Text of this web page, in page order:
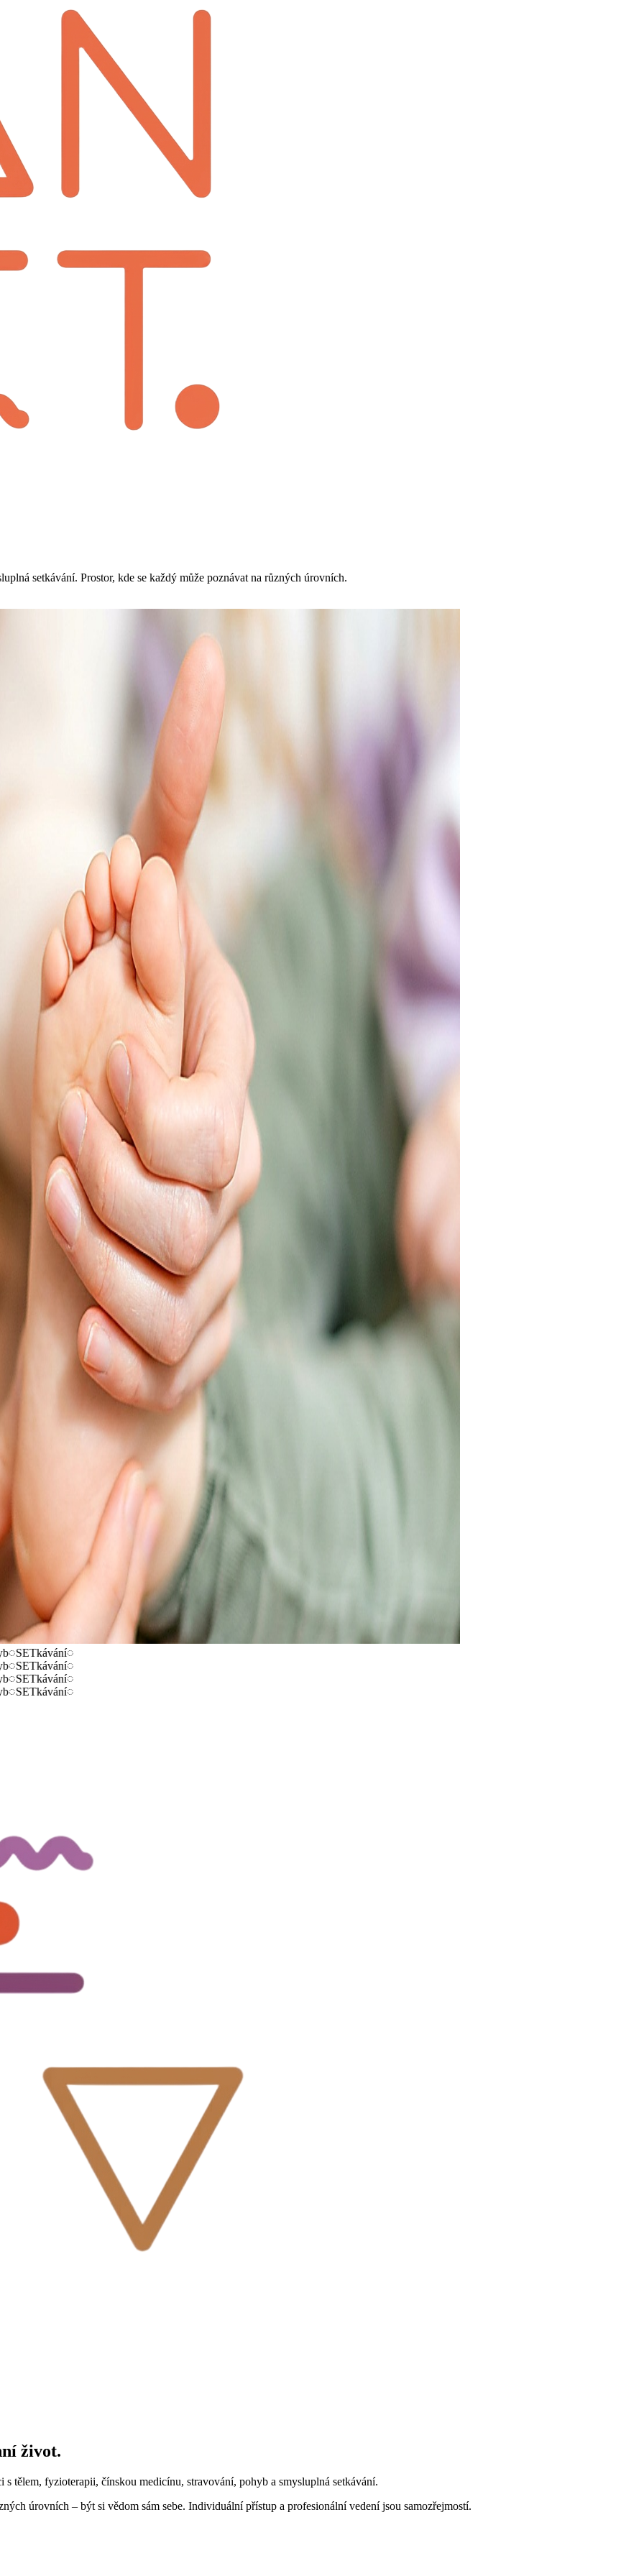
setkávání. Prostor, kde se každý může poznávat na různých úrovních.
SETkávání◌
SETkávání◌
SETkávání◌
SETkávání◌
život.
tělem, fyzioterapii, čínskou medicínu, stravování, pohyb a smysluplná setkávání.
úrovních – být si vědom sám sebe. Individuální přístup a profesionální vedení jsou samozřejmostí.